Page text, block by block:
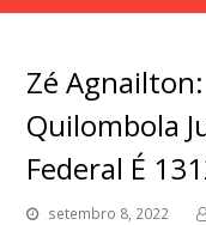
Zé
Quilombola
Federal É
setembro 8, 2022